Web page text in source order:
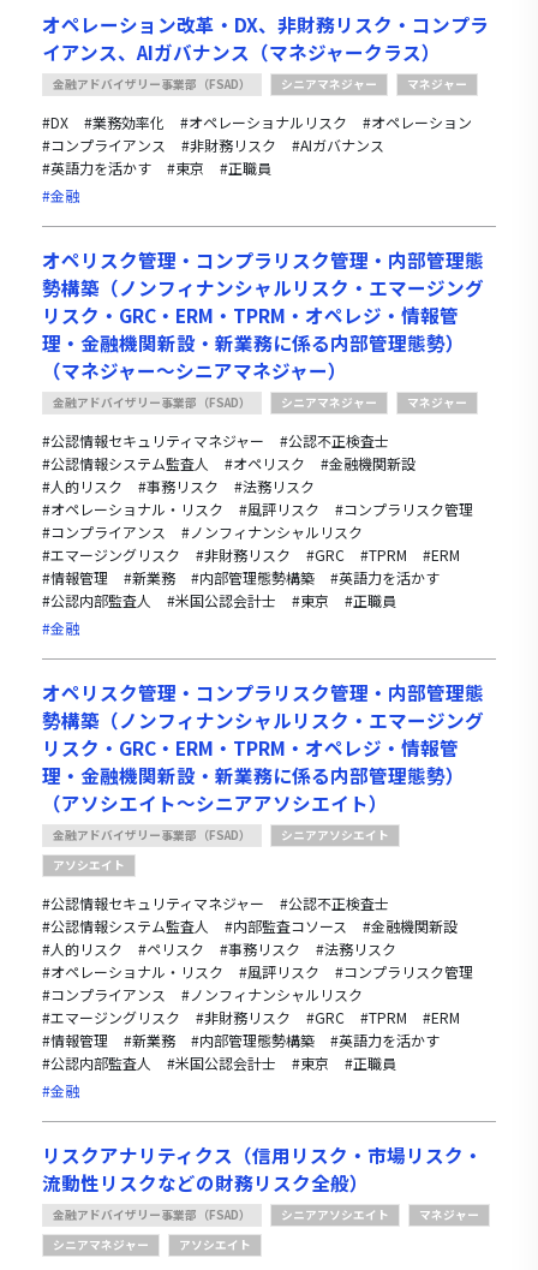
オペレーション改革・DX、非財務リスク・コンプラ
イアンス、AIガバナンス（マネジャークラス）
金融アドバイザリー事業部（FSAD） シニアマネジャー マネジャー
#DX #業務効率化 #オペレーショナルリスク
#オペレーション
#コンプライアンス
#非財務リスク
#AIガバナンス
#英語力を活かす
#東京
#正職員
#金融
オペリスク管理・コンプラリスク管理・内部管理態
勢構築（ノンフィナンシャルリスク・エマージング
リスク・GRC・ERM・TPRM・オペレジ・情報管
理・金融機関新設・新業務に係る内部管理態勢）
（マネジャー～シニアマネジャー）
金融アドバイザリー事業部（FSAD） シニアマネジャー マネジャー
#公認情報セキュリティマネジャー
#公認不正検査士
#公認情報システム監査人
#オペリスク
#金融機関新設
#人的リスク
#事務リスク
#法務リスク
#オペレーショナル・リスク
#風評リスク
#コンプラリスク管理
#コンプライアンス
#ノンフィナンシャルリスク
#エマージングリスク
#非財務リスク #GRC #TPRM
#ERM
#情報管理
#新業務 #内部管理態勢構築
#英語力を活かす
#公認内部監査人
#米国公認会計士 #東京
#正職員
#金融
オペリスク管理・コンプラリスク管理・内部管理態
勢構築（ノンフィナンシャルリスク・エマージング
リスク・GRC・ERM・TPRM・オペレジ・情報管
理・金融機関新設・新業務に係る内部管理態勢）
（アソシエイト～シニアアソシエイト）
金融アドバイザリー事業部（FSAD）
シニアアソシエイト
アソシエイト
#公認情報セキュリティマネジャー
#公認不正検査士
#公認情報システム監査人
#内部監査コソース
#金融機関新設
#人的リスク
#ペリスク #事務リスク
#法務リスク
#オペレーショナル・リスク
#風評リスク
#コンプラリスク管理
#コンプライアンス
#ノンフィナンシャルリスク
#エマージングリスク
#非財務リスク #GRC #TPRM
#ERM
#情報管理
#新業務 #内部管理態勢構築
#英語力を活かす
#公認内部監査人
#米国公認会計士 #東京
#正職員
#金融
リスクアナリティクス（信用リスク・市場リスク・
流動性リスクなどの財務リスク全般）
金融アドバイザリー事業部（FSAD） シニアアソシエイト
マネジャー
シニアマネジャー
アソシエイト